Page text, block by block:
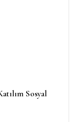
Sosyal